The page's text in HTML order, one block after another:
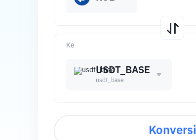
Ke
USDT_BASE
usdt_base
Konversi